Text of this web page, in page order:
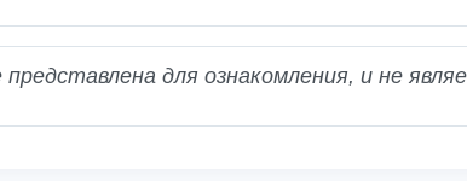
для ознакомления, и не